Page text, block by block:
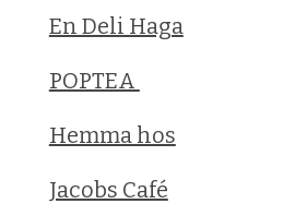
En Deli Haga
POPTEA
Hemma hos
Jacobs Café